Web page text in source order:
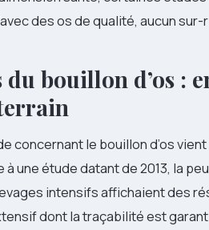
des os de qualité, aucun
du bouillon d’os :
concernant le bouillon d’os
à une étude datant de 2013, la
intensifs affichaient des
dont la traçabilité est